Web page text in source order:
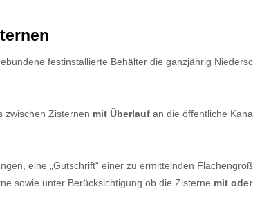
festinstallierte Behälter die ganzjährig
zwischen Zisternen mit Überlauf an die öffentliche
eine „Gutschrift“ einer zu ermittelnden
sowie unter Berücksichtigung ob die Zisterne mit